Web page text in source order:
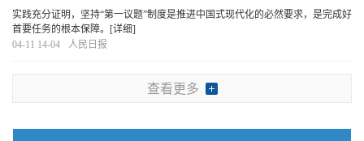
实践充分证明，坚持“第一议题”制度是推进中国式现代化的必然要求，是完成好
首要任务的根本保障。 [详细]
04-11 14-04
人民日报
查看更多